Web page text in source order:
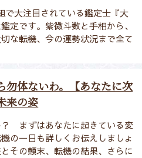
大注目されている鑑定士『大
定です。紫微斗数と手相から、
な転機、今の運勢状況まで全て
勿体ないわ。【あなたに次
来の姿
まずはあなたに起きている変
の一日も詳しくお伝えしましょ
その顛末、転機の結果、さらに